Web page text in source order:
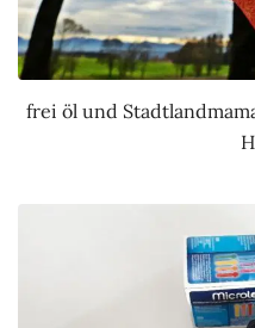
frei öl und